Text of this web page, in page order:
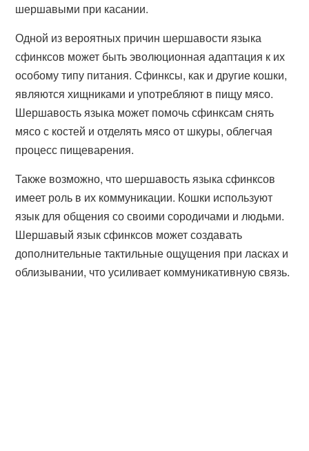
шершавыми при касании.
Одной из вероятных причин шершавости языка
сфинксов может быть эволюционная адаптация к их
особому типу питания. Сфинксы, как и другие кошки,
являются хищниками и употребляют в пищу мясо.
Шершавость языка может помочь сфинксам снять
мясо с костей и отделять мясо от шкуры, облегчая
процесс пищеварения.
Также возможно, что шершавость языка сфинксов
имеет роль в их коммуникации. Кошки используют
язык для общения со своими сородичами и людьми.
Шершавый язык сфинксов может создавать
дополнительные тактильные ощущения при ласках и
облизывании, что усиливает коммуникативную связь.